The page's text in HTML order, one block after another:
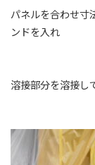
パネルを合わせ寸
ンドを入れ
溶接部分を溶接し